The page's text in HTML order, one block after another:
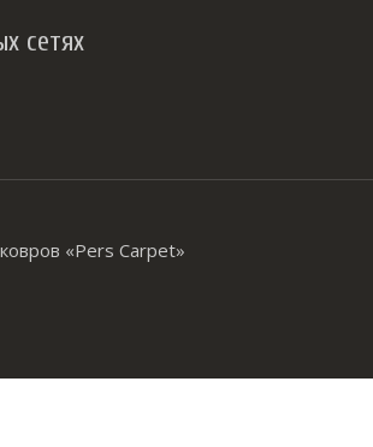
сетях
«Pers Carpet»